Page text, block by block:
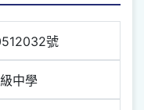
號
中學